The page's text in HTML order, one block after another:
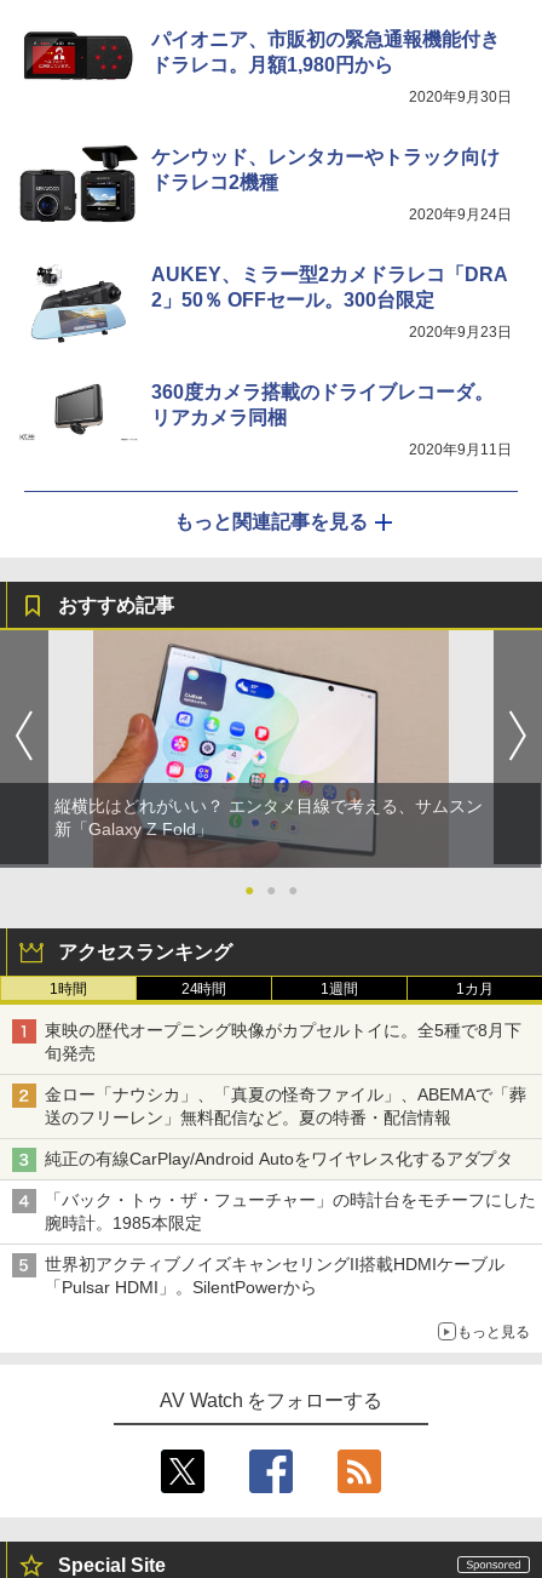
パイオニア、市販初の緊急通報機能付き
ドラレコ。月額1,980円から
2020年9月30日
ケンウッド、レンタカーやトラック向け
ドラレコ2機種
2020年9月24日
AUKEY、ミラー型2カメドラレコ「DRA
2」50％ OFFセール。300台限定
2020年9月23日
360度カメラ搭載のドライブレコーダ。
リアカメラ同梱
2020年9月11日
もっと関連記事を見る
おすすめ記事
縦横比はどれがいい？ エンタメ目線で考える、サムスン
新「Galaxy Z Fold」
● ● ●
アクセスランキング
1時間 24時間 1週間 1カ月
東映の歴代オープニング映像がカプセルトイに。全5種で8月下
旬発売
金ロー「ナウシカ」、「真夏の怪奇ファイル」、ABEMAで「葬
送のフリーレン」無料配信など。夏の特番・配信情報
純正の有線CarPlay/Android Autoをワイヤレス化するアダプタ
「バック・トゥ・ザ・フューチャー」の時計台をモチーフにした
腕時計。1985本限定
世界初アクティブノイズキャンセリングII搭載HDMIケーブル
「Pulsar HDMI」。SilentPowerから
もっと見る
AV Watch をフォローする
Special Site